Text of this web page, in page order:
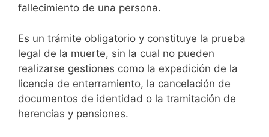
fallecimiento de una persona.
Es un trámite obligatorio y constituye la prueba
legal de la muerte, sin la cual no pueden
realizarse gestiones como la expedición de la
licencia de enterramiento, la cancelación de
documentos de identidad o la tramitación de
herencias y pensiones.